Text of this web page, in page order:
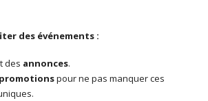
des événements :
des annonces.
promotionspour ne pas manquer ces